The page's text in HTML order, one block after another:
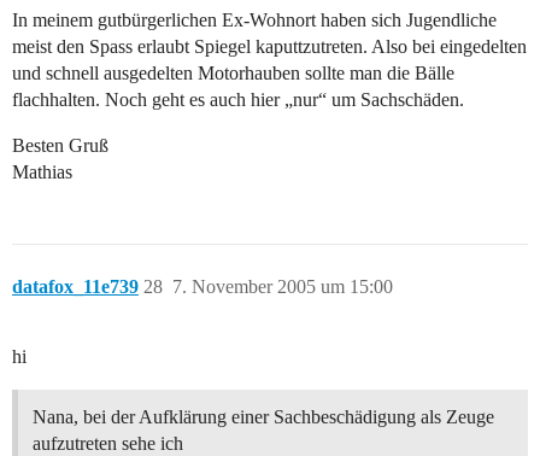
In meinem gutbürgerlichen Ex-Wohnort haben sich Jugendliche
meist den Spass erlaubt Spiegel kaputtzutreten. Also bei eingedelten
und schnell ausgedelten Motorhauben sollte man die Bälle
flachhalten. Noch geht es auch hier „nur“ um Sachschäden.
Besten Gruß
Mathias
datafox_11e739 7. November 2005 um 15:00
28
hi
Nana, bei der Aufklärung einer Sachbeschädigung als Zeuge
aufzutreten sehe ich